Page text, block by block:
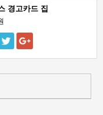
경고카드 집